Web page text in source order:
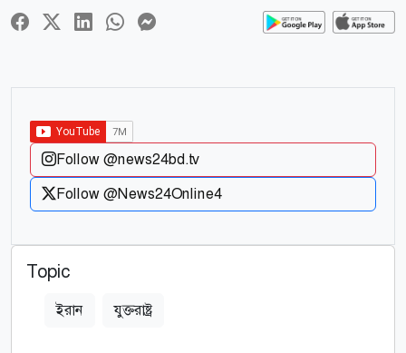
Follow @news24bd.tv
Follow @News24Online4
Topic
ইরান যুক্তরাষ্ট্র